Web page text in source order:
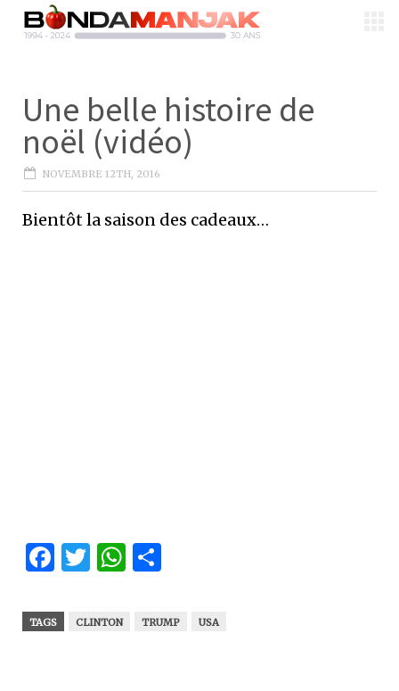
Une belle histoire de
noël (vidéo)
NOVEMBRE 12TH, 2016
Bientôt la saison des cadeaux…
Facebook
Twitter
WhatsApp
TAGS CLINTON TRUMP USA